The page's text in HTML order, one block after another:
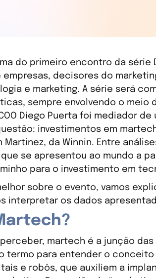
do primeiro encontro da série
decisores do
e marketing. A série será
sempre envolvendo o meio
Diego Puerta foi mediador
investimentos em
Martinez, da Winnin. Entre
se apresentou ao mundo a
para o investimento em
sobre o evento, vamos
interpretar os dados
martech é a junção
termo para entender o
e robôs, que auxiliem a